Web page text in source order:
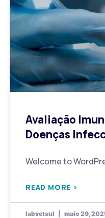
Avaliação
Doenças
Welcome to
READ MORE >
labvetsul maio 29,